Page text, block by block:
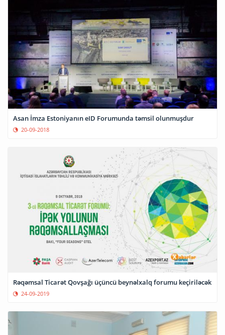
Asan İmza Estoniyanın eID Forumunda təmsil olunmuşdur
20-09-2018
Rəqəmsal Ticarət Qovşağı üçüncü beynəlxalq forumu keçiriləcək
24-09-2019